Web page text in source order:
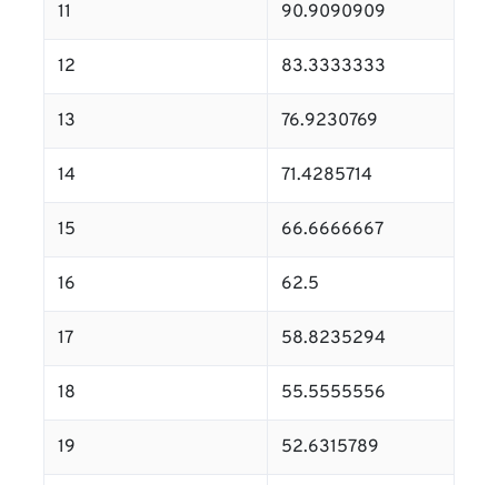
11 90.9090909
12 83.3333333
13 76.9230769
14 71.4285714
15 66.6666667
16 62.5
17 58.8235294
18 55.5555556
19 52.6315789